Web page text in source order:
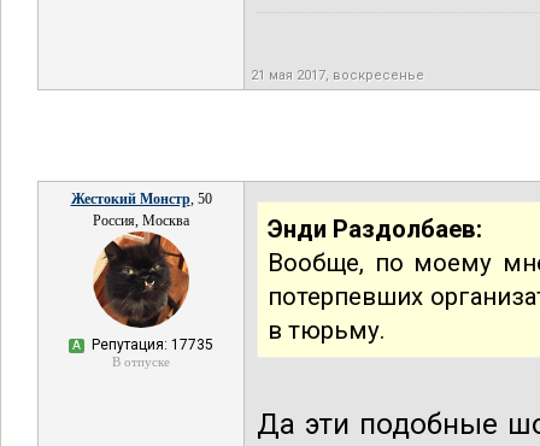
21 мая 2017, воскресенье
Жестокий Монстр, 50
Россия, Москва
А Репутация: 17735
В отпуске
Энди Раздолбаев:
Вообще, по моему
потерпевших
в тюрьму.
Да эти подобные